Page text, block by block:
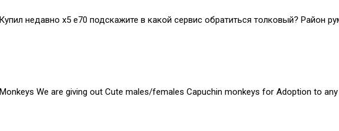
недавно х5 е70 подскажите в какой сервис обратиться толковый? Район
We are giving out Cute males/females Capuchin monkeys for Adoption to